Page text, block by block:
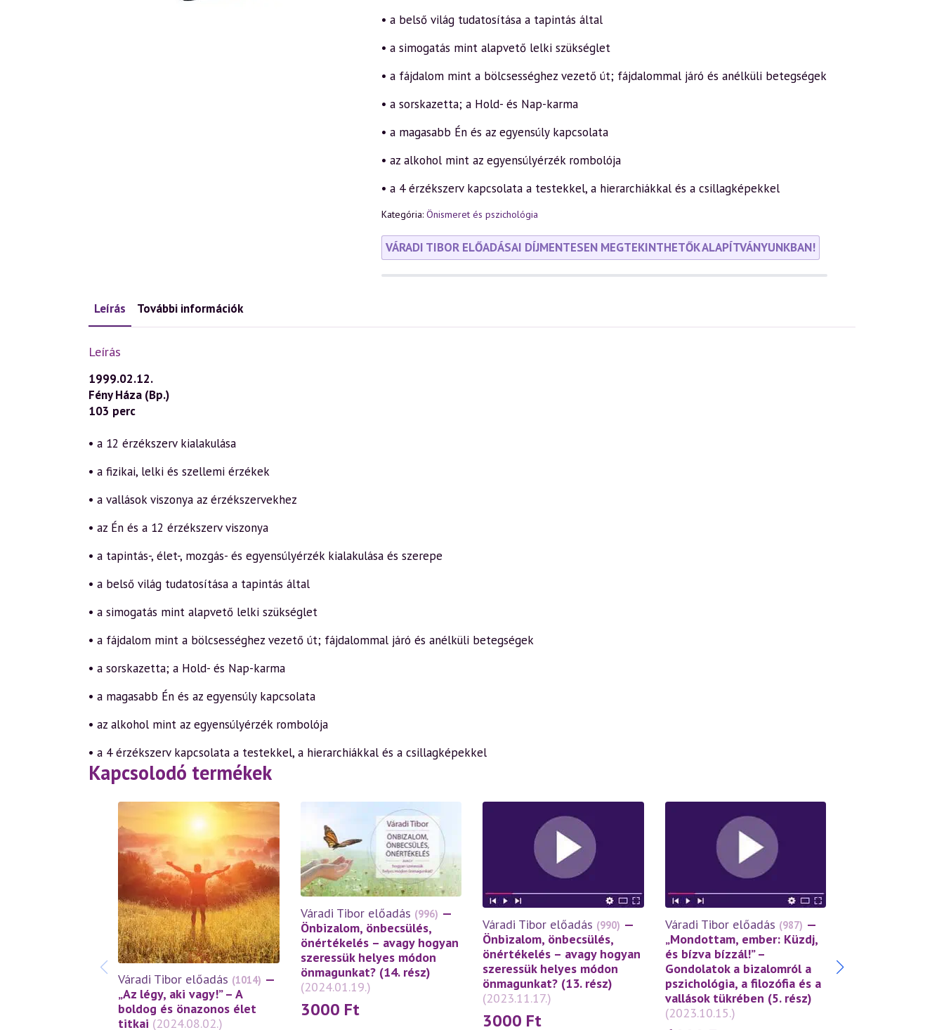
• a belső világ tudatosítása a tapintás által
• a simogatás mint alapvető lelki szükséglet
• a fájdalom mint a bölcsességhez vezető út; fájdalommal járó és anélküli betegségek
• a sorskazetta; a Hold- és Nap-karma
• a magasabb Én és az egyensúly kapcsolata
• az alkohol mint az egyensúlyérzék rombolója
• a 4 érzékszerv kapcsolata a testekkel, a hierarchiákkal és a csillagképekkel
Kategória: Önismeret és pszichológia
VÁRADI TIBOR ELŐADÁSAI DÍJMENTESEN MEGTEKINTHETŐK ALAPÍTVÁNYUNKBAN!
Leírás További információk
Leírás
1999.02.12.
Fény Háza (Bp.)
103 perc
• a 12 érzékszerv kialakulása
• a fizikai, lelki és szellemi érzékek
• a vallások viszonya az érzékszervekhez
• az Én és a 12 érzékszerv viszonya
• a tapintás-, élet-, mozgás- és egyensúlyérzék kialakulása és szerepe
• a belső világ tudatosítása a tapintás által
• a simogatás mint alapvető lelki szükséglet
• a fájdalom mint a bölcsességhez vezető út; fájdalommal járó és anélküli betegségek
• a sorskazetta; a Hold- és Nap-karma
• a magasabb Én és az egyensúly kapcsolata
• az alkohol mint az egyensúlyérzék rombolója
• a 4 érzékszerv kapcsolata a testekkel, a hierarchiákkal és a csillagképekkel
Kapcsolodó termékek
Váradi Tibor előadás (1014) —
„Az légy, aki vagy!” – A
boldog és önazonos élet
titkai (2024.08.02.)
Váradi Tibor előadás (996) —
Önbizalom, önbecsülés,
önértékelés – avagy hogyan
szeressük helyes módon
önmagunkat? (14. rész)
(2024.01.19.)
3000 Ft
Váradi Tibor előadás (990) —
Önbizalom, önbecsülés,
önértékelés – avagy hogyan
szeressük helyes módon
önmagunkat? (13. rész)
(2023.11.17.)
3000 Ft
Váradi Tibor előadás (987) —
„Mondottam, ember: Küzdj,
és bízva bízzál!” –
Gondolatok a bizalomról a
pszichológia, a filozófia és a
vallások tükrében (5. rész)
(2023.10.15.)